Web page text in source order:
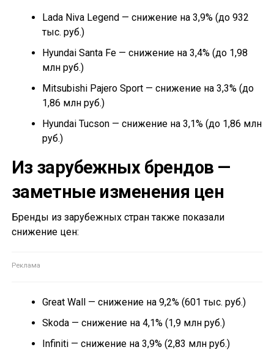
Lada Niva Legend — снижение на 3,9% (до 932
тыс. руб.)
Hyundai Santa Fe — снижение на 3,4% (до 1,98
млн руб.)
Mitsubishi Pajero Sport — снижение на 3,3% (до
1,86 млн руб.)
Hyundai Tucson — снижение на 3,1% (до 1,86 млн
руб.)
Из зарубежных брендов —
заметные изменения цен
Бренды из зарубежных стран также показали
снижение цен:
Great Wall — снижение на 9,2% (601 тыс. руб.)
Skoda — снижение на 4,1% (1,9 млн руб.)
Infiniti — снижение на 3,9% (2,83 млн руб.)